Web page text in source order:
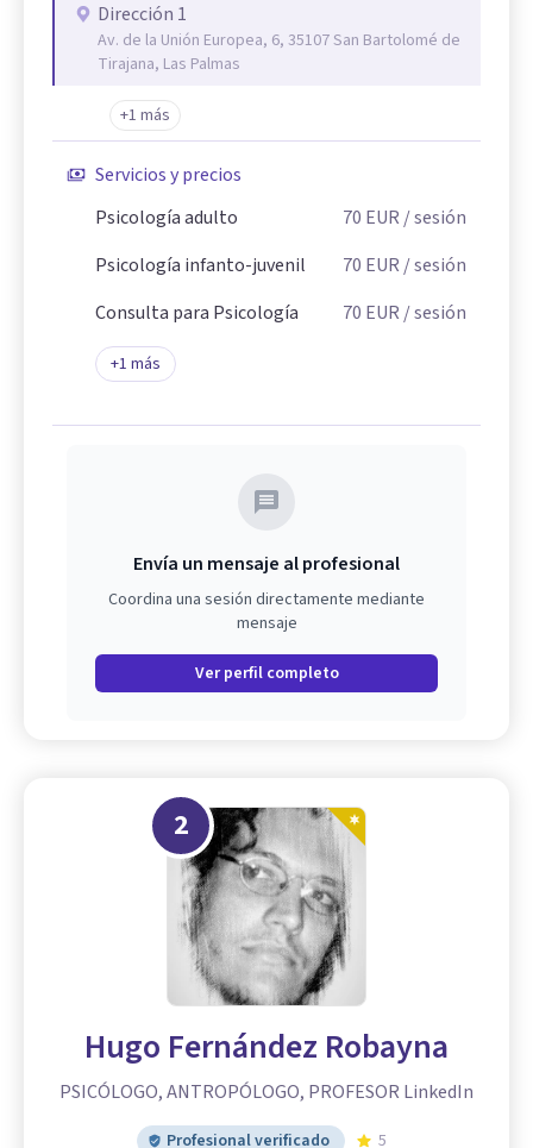
Dirección 1
Av. de la Unión Europea, 6, 35107 San Bartolomé de
Tirajana, Las Palmas
+1 más
Servicios y precios
Psicología adulto
70 EUR / sesión
Psicología infanto-juvenil
70 EUR / sesión
Consulta para Psicología
70 EUR / sesión
+1 más
Envía un mensaje al profesional
Coordina una sesión directamente mediante
mensaje
Ver perfil completo
2
Hugo Fernández Robayna
PSICÓLOGO, ANTROPÓLOGO, PROFESOR LinkedIn
Profesional verificado 5